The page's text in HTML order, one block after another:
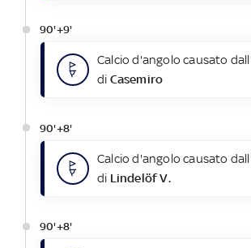
90'+9'
Calcio d'angolo causato
di Casemiro
90'+8'
Calcio d'angolo causato
di Lindelöf V.
90'+8'